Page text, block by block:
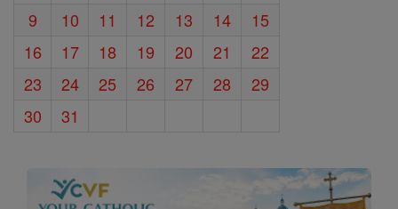
9
10 11 12 13 14
15
16
17 18 19 20 21
22
23
24 25 26 27 28
29
30
31